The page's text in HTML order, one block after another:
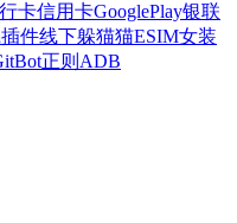
卡信用卡GooglePlay银联
件线下躲猫猫ESIM女装
Bot正则 ADB